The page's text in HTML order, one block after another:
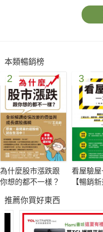
本類暢銷榜
2
為什麼股市漲跌跟
你想的都不一樣？
3
看屋驗屋
【暢銷
設計師
教你驗好
推薦你買好東西